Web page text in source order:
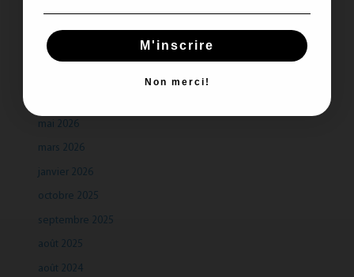
mai 2026
mars 2026
janvier 2026
octobre 2025
septembre 2025
août 2025
août 2024
M'inscrire
Non merci!